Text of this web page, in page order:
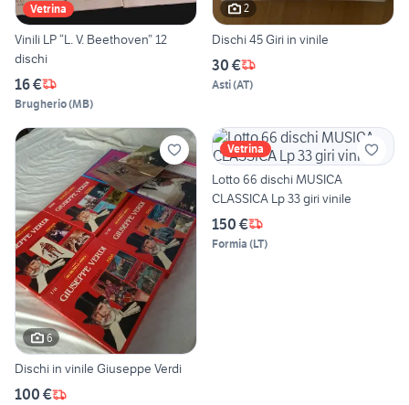
Vetrina
Vinili LP “L. V. Beethoven” 12
dischi
16 €
Brugherio(MB)
2
Dischi 45 Giri in vinile
30 €
Asti(AT)
6
Dischi in vinile Giuseppe Verdi
100 €
Vetrina
Lotto 66 dischi MUSICA
CLASSICA Lp 33 giri vinile
150 €
Formia (LT)